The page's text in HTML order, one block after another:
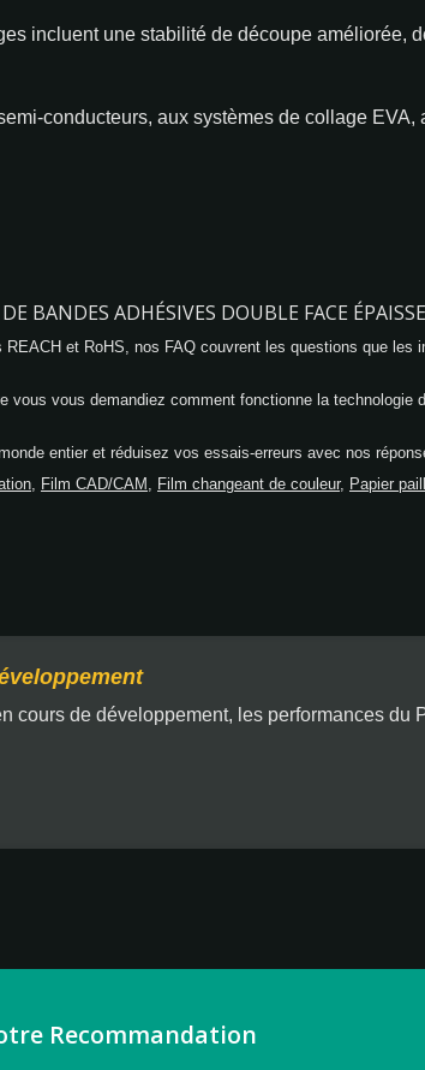
incluent une stabilité de découpe améliorée,
conducteurs, aux systèmes de collage
BANDES ADHÉSIVES DOUBLE FACE
et RoHS, nos FAQ couvrent les questions que
vous demandiez comment fonctionne la
entier et réduisez vos essais-erreurs avec nos
, Film CAD/CAM , Film changeant de couleur, Papier
cours de développement, les performances du
Recommandation